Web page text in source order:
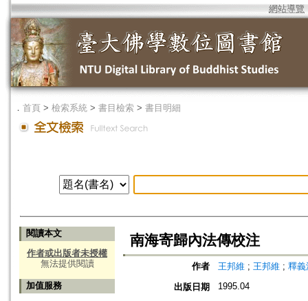
網站導覽
． 首頁 > 檢索系統 > 書目檢索 > 書目明細
閱讀本文
作者或出版者未授權
無法提供閱讀
加值服務
南海寄歸內法傳校注
作者 王邦維 ; 王邦維 ; 釋義
出版日期
1995.04